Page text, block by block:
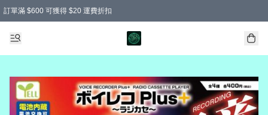
訂單滿 $600 可獲得 $20 運費折扣